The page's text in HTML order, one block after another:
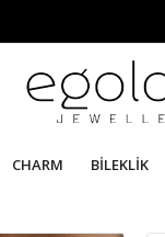
CHARM BİLEKLİK